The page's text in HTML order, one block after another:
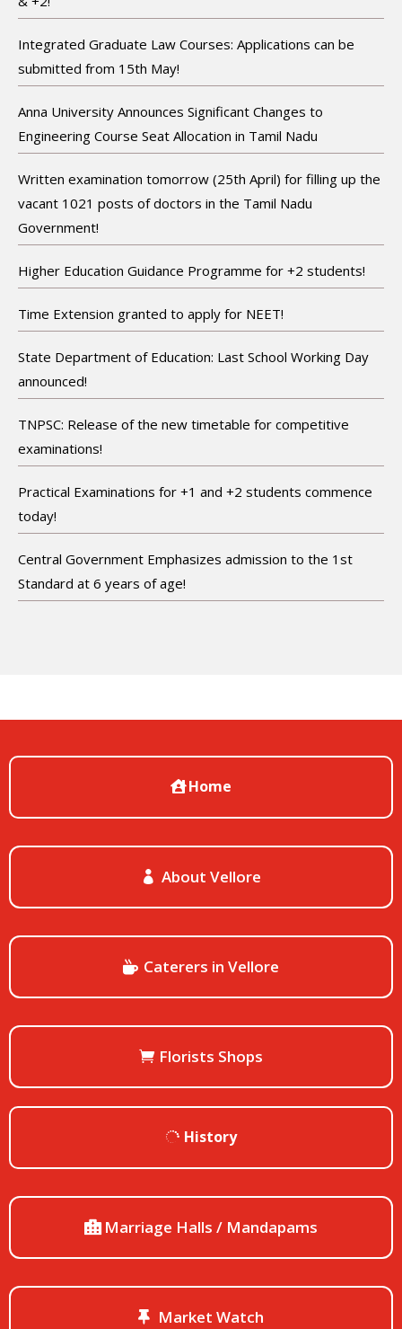
Integrated Graduate Law Courses: Applications can be
submitted from 15th May!
Anna University Announces Significant Changes to
Engineering Course Seat Allocation in Tamil Nadu
Written examination tomorrow (25th April) for filling up the
vacant 1021 posts of doctors in the Tamil Nadu
Government!
Higher Education Guidance Programme for +2 students!
Time Extension granted to apply for NEET!
State Department of Education: Last School Working Day
announced!
TNPSC: Release of the new timetable for competitive
examinations!
Practical Examinations for +1 and +2 students commence
today!
Central Government Emphasizes admission to the 1st
Standard at 6 years of age!
Home
About Vellore
Caterers in Vellore
Florists Shops
History
Marriage Halls / Mandapams
Market Watch